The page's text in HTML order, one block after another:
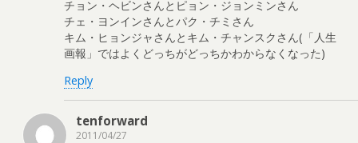
チョン・ヘビンさんとピョン・ジョンミンさん
チェ・ヨンインさんとパク・チミさん
キム・ヒョンジャさんとキム・チャンスクさん(「人生
画報」ではよくどっちがどっちかわからなくなった)
Reply
tenforward
2011/04/27